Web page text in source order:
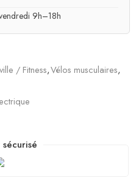
9h–18h
/ Fitness,Vélos musculaires,